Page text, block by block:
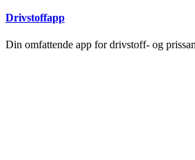
Drivstoffapp
Din omfattende app for drivstoff- og